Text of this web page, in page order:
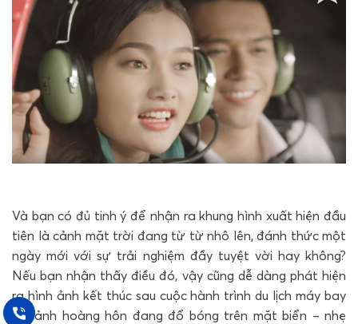
Và bạn có đủ tinh ý để nhận ra khung hình xuất hiện đầu
tiên là cảnh mặt trời đang từ từ nhô lên, đánh thức một
ngày mới với sự trải nghiệm đầy tuyệt vời hay không?
Nếu bạn nhận thấy điều đó, vậy cũng dễ dàng phát hiện
ra hình ảnh kết thúc sau cuộc hành trình du lịch máy bay
là cảnh hoàng hôn đang đổ bóng trên mặt biển – nhẹ